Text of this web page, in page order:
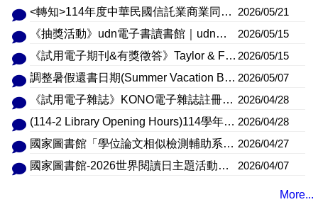
<轉知>114年度中華民國信託業商業同業公會年報已出刊，歡迎 逕行下載參閱。
2026/05/21
《抽獎活動》udn電子書讀書館｜udn借閱王活動，~6/14止
2026/05/15
《試用電子期刊&有獎徵答》Taylor & Francis S&T+SSH 期刊， ~6/10止 2026/05/15
調整暑假還書日期(Summer Vacation Book Return Due Date Adjustment) 2026/05/07
《試用電子雜誌》KONO電子雜誌註冊成功後，不限網域可使用， ~5/30止 2026/04/28
(114-2 Library Opening Hours)114學年度第2學期圖書館開放時間 2026/04/28
國家圖書館「學位論文相似檢測輔助系統」開放使用時間為115年04月27日起至115年08月31日止 2026/04/27
國家圖書館-2026世界閱讀日主題活動「我的經典繪本由我展演」行動故事盒創作活動
2026/04/07
More...